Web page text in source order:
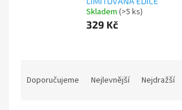
Skladem (>5 ks)
329 Kč
Doporučujeme Nejlevnější Nejdražší